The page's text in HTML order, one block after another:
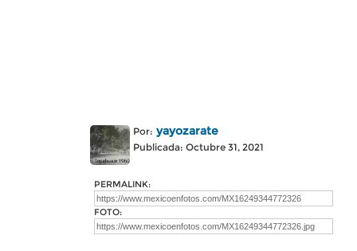
Por: yayozarate
Publicada: Octubre 31, 2021
PERMALINK:
FOTO: